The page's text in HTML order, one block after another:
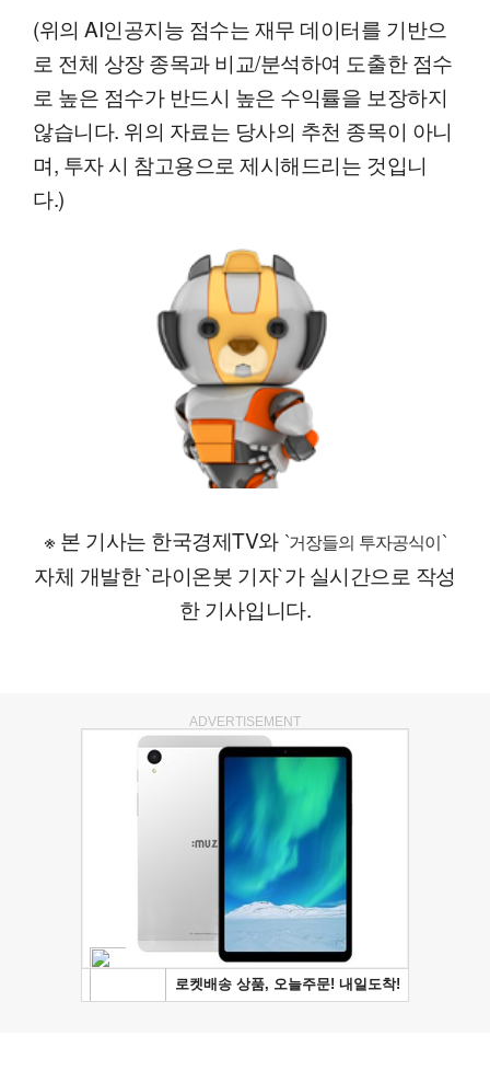
(위의 AI인공지능 점수는 재무 데이터를 기반으
로 전체 상장 종목과 비교/분석하여 도출한 점수
로 높은 점수가 반드시 높은 수익률을 보장하지
않습니다. 위의 자료는 당사의 추천 종목이 아니
며, 투자 시 참고용으로 제시해드리는 것입니
다.)
※ 본 기사는 한국경제TV와 `거장들의 투자공식이`
자체 개발한 `라이온봇 기자`가 실시간으로 작성
한 기사입니다.
ADVERTISEMENT